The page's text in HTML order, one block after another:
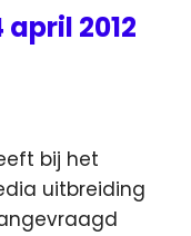
2012
bij het
uitbreiding